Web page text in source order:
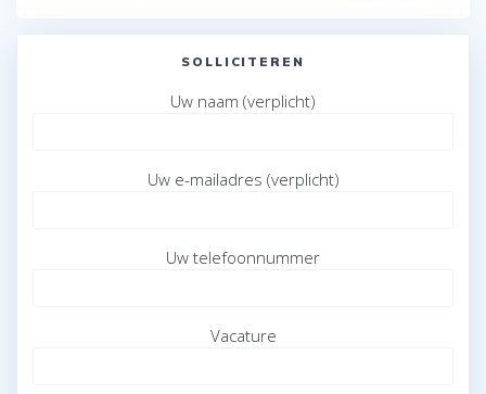
SOLLICITEREN
Uw naam (verplicht)
Uw e-mailadres (verplicht)
Uw telefoonnummer
Vacature